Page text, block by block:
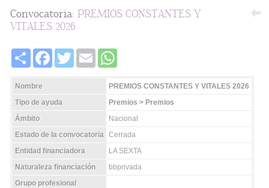
Convocatoria: PREMIOS CONSTANTES Y
VITALES 2026
Share FacebookTwitter Email
Nombre
PREMIOS CONSTANTES Y VITALES 2026
Tipo de ayuda
Premios > Premios
Ámbito
Nacional
Estado de la convocatoria Cerrada
Entidad financiadora
LA SEXTA
Naturaleza financiación
bbprivada
Grupo profesional